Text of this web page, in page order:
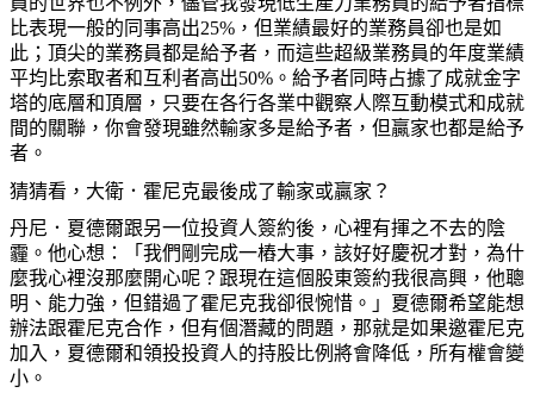
比表現一般的同事高出25% ，但業績最好的業務員卻也是如
此；頂尖的業務員都是給予者，而這些超級業務員的年度業績
平均比索取者和互利者高出50% 。給予者同時占據了成就金字
塔的底層和頂層，只要在各行各業中觀察人際互動模式和成就
間的關聯，你會發現雖然輸家多是給予者，但贏家也都是給予
者。
猜猜看，大衛．霍尼克最後成了輸家或贏家？
丹尼．夏德爾跟另一位投資人簽約後，心裡有揮之不去的陰
霾。他心想：「我們剛完成一樁大事，該好好慶祝才對，為什
麼我心裡沒那麼開心呢？跟現在這個股東簽約我很高興，他聰
明、能力強，但錯過了霍尼克我卻很惋惜。」夏德爾希望能想
辦法跟霍尼克合作，但有個潛藏的問題，那就是如果邀霍尼克
加入，夏德爾和領投投資人的持股比例將會降低，所有權會變
小。